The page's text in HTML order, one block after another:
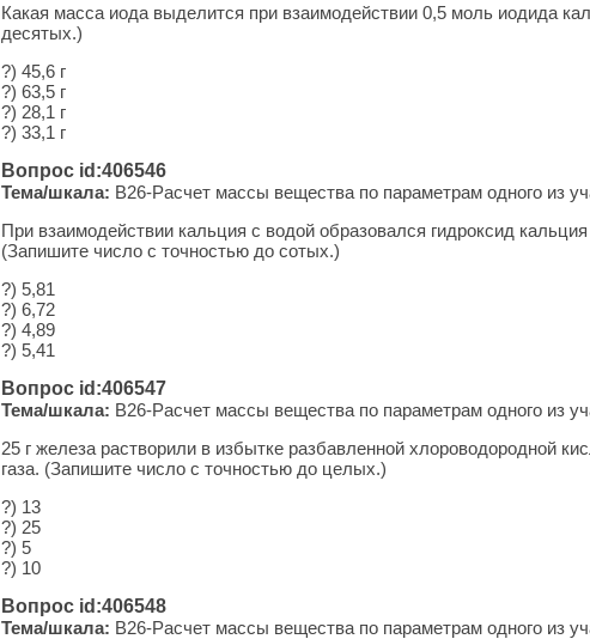
Какая масса иода выделится при взаимодействии 0,5 моль иодида
десятых.)
?) 45,6 г
?) 63,5 г
?) 28,1 г
?) 33,1 г
Вопрос id:406546
Тема/шкала: B26-Рас­чет массы ве­ще­ства по па­ра­мет­рам одного из
При взаимодействии кальция с водой образовался гидроксид
(Запишите число с точностью до сотых.)
?) 5,81
?) 6,72
?) 4,89
?) 5,41
Вопрос id:406547
Тема/шкала: B26-Рас­чет массы ве­ще­ства по па­ра­мет­рам одного из
25 г железа растворили в избытке разбавленной хлороводородной
газа. (Запишите число с точностью до целых.)
?) 13
?) 25
?) 5
?) 10
Вопрос id:406548
Тема/шкала: B26-Рас­чет массы ве­ще­ства по па­ра­мет­рам одного из